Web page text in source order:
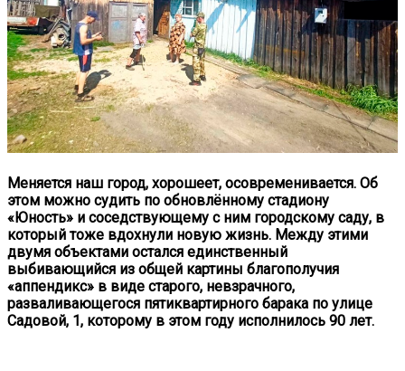
Меняется наш город, хорошеет, осовременивается. Об
этом можно судить по обновлённому стадиону
«Юность» и соседствующему с ним городскому саду, в
который тоже вдохнули новую жизнь. Между этими
двумя объектами остался единственный
выбивающийся из общей картины благополучия
«аппендикс» в виде старого, невзрачного,
разваливающегося пятиквартирного барака по улице
Садовой, 1, которому в этом году исполнилось 90 лет.